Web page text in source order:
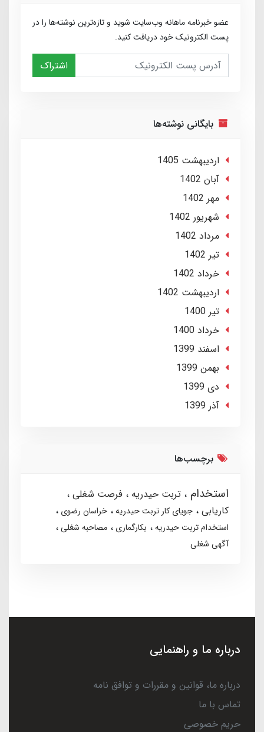
عضو خبرنامه ماهانه وب‌سایت شوید و تازه‌ترین نوشته‌ها را در
پست الکترونیک خود دریافت کنید.
اشتراک
بایگانی نوشته‌ها
ارديبهشت 1405
آبان 1402
مهر 1402
شهریور 1402
مرداد 1402
تير 1402
خرداد 1402
ارديبهشت 1402
تير 1400
خرداد 1400
اسفند 1399
بهمن 1399
دی 1399
آذر 1399
برچسب‌ها
استخدام تربت حیدریه
فرصت شغلی
کاریابی
جویای کار تربت حیدریه
خراسان رضوی
استخدام تربت حیدریه
بکارگماری
مصاحبه شغلی
آگهی شغلی
درباره ما و راهنمایی
درباره ما، قوانین و مقررات و توافق نامه
تماس با ما
حریم خصوصی